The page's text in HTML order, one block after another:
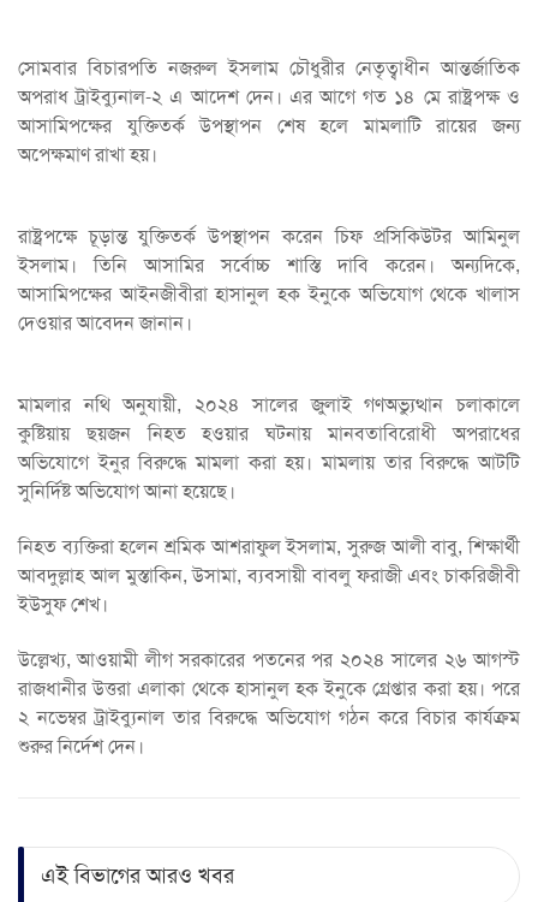
সোমবার বিচারপতি নজরুল ইসলাম চৌধুরীর নেতৃত্বাধীন আন্তর্জাতিক
অপরাধ ট্রাইব্যুনাল-২ এ আদেশ দেন। এর আগে গত ১৪ মে রাষ্ট্রপক্ষ ও
আসামিপক্ষের যুক্তিতর্ক উপস্থাপন শেষ হলে মামলাটি রায়ের জন্য
অপেক্ষমাণ রাখা হয়।
রাষ্ট্রপক্ষে চূড়ান্ত যুক্তিতর্ক উপস্থাপন করেন চিফ প্রসিকিউটর আমিনুল
ইসলাম। তিনি আসামির সর্বোচ্চ শাস্তি দাবি করেন। অন্যদিকে,
আসামিপক্ষের আইনজীবীরা হাসানুল হক ইনুকে অভিযোগ থেকে খালাস
দেওয়ার আবেদন জানান।
মামলার নথি অনুযায়ী, ২০২৪ সালের জুলাই গণঅভ্যুত্থান চলাকালে
কুষ্টিয়ায় ছয়জন নিহত হওয়ার ঘটনায় মানবতাবিরোধী অপরাধের
অভিযোগে ইনুর বিরুদ্ধে মামলা করা হয়। মামলায় তার বিরুদ্ধে আটটি
সুনির্দিষ্ট অভিযোগ আনা হয়েছে।
নিহত ব্যক্তিরা হলেন শ্রমিক আশরাফুল ইসলাম, সুরুজ আলী বাবু, শিক্ষার্থী
আবদুল্লাহ আল মুস্তাকিন, উসামা, ব্যবসায়ী বাবলু ফরাজী এবং চাকরিজীবী
ইউসুফ শেখ।
উল্লেখ্য, আওয়ামী লীগ সরকারের পতনের পর ২০২৪ সালের ২৬ আগস্ট
রাজধানীর উত্তরা এলাকা থেকে হাসানুল হক ইনুকে গ্রেপ্তার করা হয়। পরে
২ নভেম্বর ট্রাইব্যুনাল তার বিরুদ্ধে অভিযোগ গঠন করে বিচার কার্যক্রম
শুরুর নির্দেশ দেন।
এই বিভাগের আরও খবর